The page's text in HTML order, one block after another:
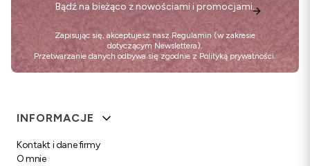
Bądź na bieżąco z nowościami i promocjami.
Zapisując się, akceptujesz nasz Regulamin (w zakresie
dotyczącym Newslettera).
Przetwarzanie danych odbywa się zgodnie z Polityką prywatności.
Linki w stopce
INFORMACJE
Kontakt i dane firmy
O mnie